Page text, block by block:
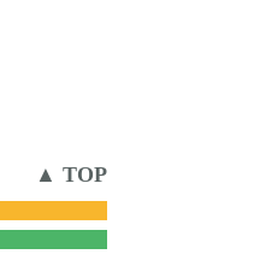
▲ TOP